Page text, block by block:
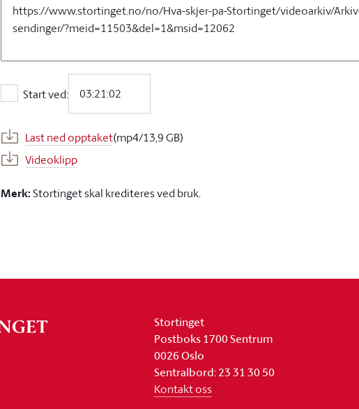
Start ved:
Start ved:
Last ned opptaket(mp4/13,9 GB)
Videoklipp
Merk:Stortinget skal krediteres ved bruk.
Stortinget
Postboks 1700 Sentrum
0026 Oslo
Sentralbord: 23 31 30 50
Kontakt oss